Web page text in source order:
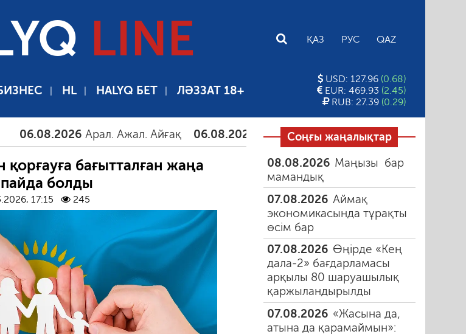
LINE ҚАЗ РУС QAZ
HL HALYQ БЕТ ЛӘЗЗАТ 18+
USD: 127.96 (0.68)
EUR: 469.93 (2.45)
RUB: 27.39 (0.29)
Арал. Ажал. Айғақ 06.08.2026 Тамыздағы таңғы түтін 06.08.2026
бағытталған жаңа
пайда болды
17:15 245
Соңғы жаңалықтар
08.08.2026 Маңызы бар
мамандық
07.08.2026 Аймақ
экономикасында тұрақты
өсім бар
07.08.2026 Өңірде «Кең
дала-2» бағдарламасы
арқылы 80 шаруашылық
қаржыландырылды
07.08.2026 «Жасына да,
атына да қарамаймын»: